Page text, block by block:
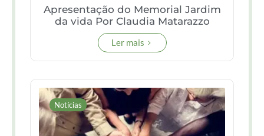
Apresentação do Memorial Jardim
da vida Por Claudia Matarazzo
Ler mais
Notícias